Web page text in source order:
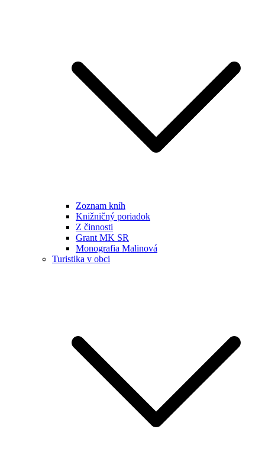
Zoznam kníh
Knižničný poriadok
Z činnosti
Grant MK SR
Monografia Malinová
Turistika v obci